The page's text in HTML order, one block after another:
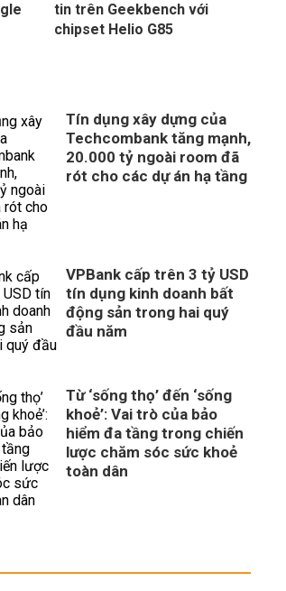
tin trên Geekbench với
chipset Helio G85
Tín dụng xây dựng của
Techcombank tăng mạnh,
20.000 tỷ ngoài room đã
rót cho các dự án hạ tầng
VPBank cấp trên 3 tỷ USD
tín dụng kinh doanh bất
động sản trong hai quý
đầu năm
Từ ‘sống thọ’ đến ‘sống
khoẻ’: Vai trò của bảo
hiểm đa tầng trong chiến
lược chăm sóc sức khoẻ
toàn dân